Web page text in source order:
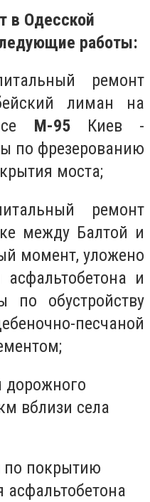
в Одесской
работы:
ремонт
лиман на
М-95Киев -
по фрезерованию
моста;
ремонт
между Балтой и
момент, уложено
и
по обустройству
песчаной
дорожного
вблизи села
по покрытию